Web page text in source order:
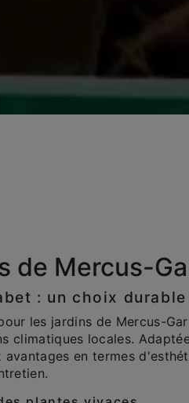
de Mercus-
: un choix
les jardins de Mercus-
climatiques locales.
en termes